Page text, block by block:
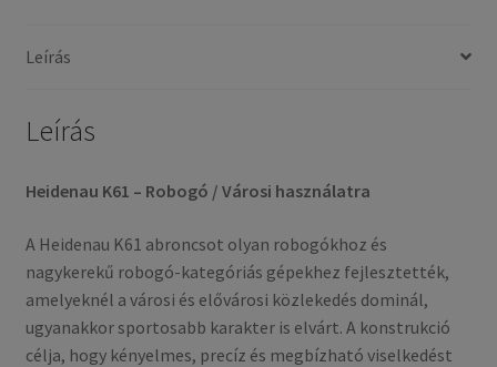
Leírás
Leírás
Heidenau K61 – Robogó / Városi használatra
A Heidenau K61 abroncsot olyan robogókhoz és
nagykerekű robogó-kategóriás gépekhez fejlesztették,
amelyeknél a városi és elővárosi közlekedés dominál,
ugyanakkor sportosabb karakter is elvárt. A konstrukció
célja, hogy kényelmes, precíz és megbízható viselkedést